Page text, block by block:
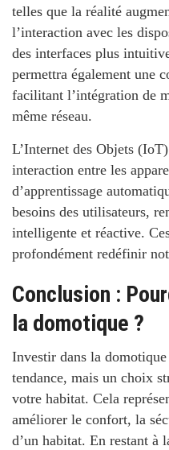
telles que la réalité
l’interaction avec les
des interfaces plus
permettra également une
facilitant l’intégration de
même réseau.
L’Internet des Objets
interaction entre les
d’apprentissage
besoins des utilisateurs,
intelligente et réactive.
profondément redéfinir
Conclusion :
la domotique ?
Investir dans la domotique
tendance, mais un choix
votre habitat. Cela
améliorer le confort, la
d’un habitat. En restant à